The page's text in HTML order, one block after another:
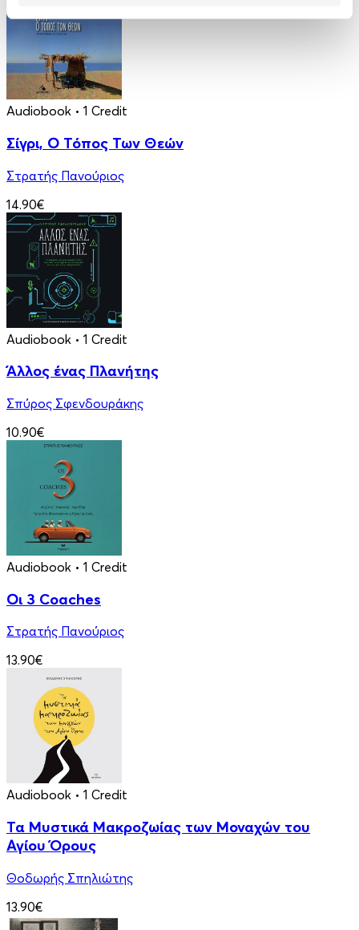
Audiobook • 1 Credit
Σίγρι, Ο Τόπος Των Θεών
Στρατής Πανούριος
14.90€
Audiobook • 1 Credit
Άλλος ένας Πλανήτης
Σπύρος Σφενδουράκης
10.90€
Audiobook • 1 Credit
Οι 3 Coaches
Στρατής Πανούριος
13.90€
Audiobook • 1 Credit
Τα Μυστικά Μακροζωίας των Μοναχών του
Αγίου Όρους
Θοδωρής Σπηλιώτης
13.90€